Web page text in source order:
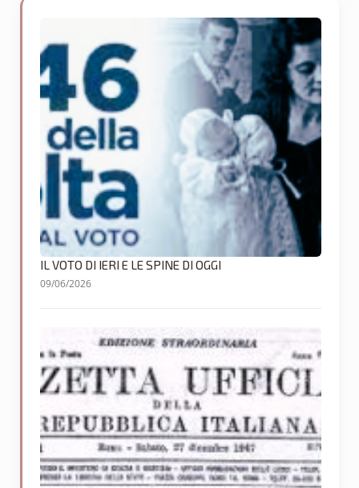
IL VOTO DI IERI E LE SPINE DI OGGI
09/06/2026